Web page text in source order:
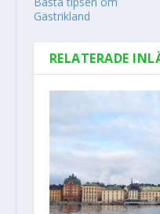
Gästrikland
RELATERADE